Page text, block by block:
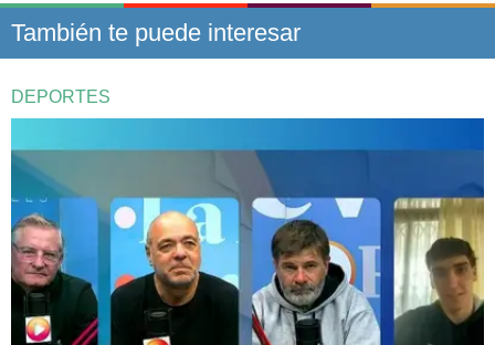
También te puede interesar
DEPORTES